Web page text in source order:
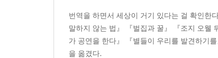
번역을 하면서 세상이 거기 있다는 걸 확인한
말하지 않는 법』 『벌집과 꿀』 『조지 오웰
가 공연을 한다』 『별들이 우리를 발견하기
을 옮겼다.